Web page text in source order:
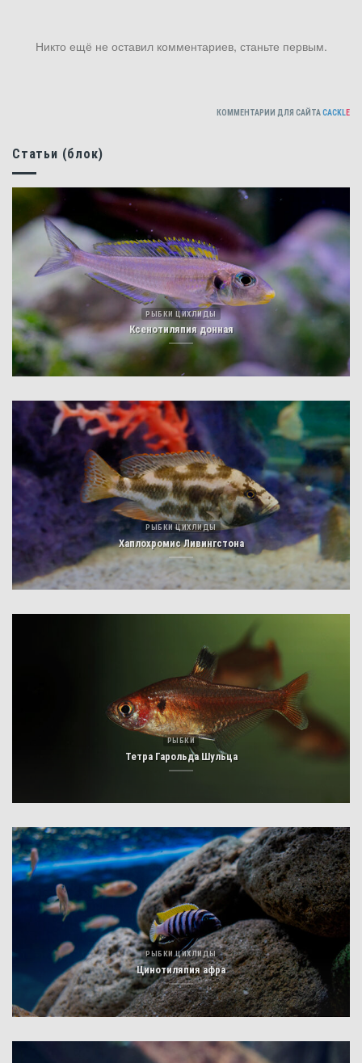
Никто ещё не оставил комментариев, станьте первым.
КОММЕНТАРИИ ДЛЯ САЙТАCACKLE
Статьи (блок)
РЫБКИ ЦИХЛИДЫ
Ксенотиляпия донная
РЫБКИ ЦИХЛИДЫ
Хаплохромис Ливингстона
РЫБКИ
Тетра Гарольда Шульца
РЫБКИ ЦИХЛИДЫ
Цинотиляпия афра